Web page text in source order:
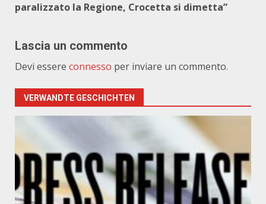
paralizzato la Regione, Crocetta si dimetta”
Lascia un commento
Devi essere connesso per inviare un commento.
VERWANDTE GESCHICHTEN